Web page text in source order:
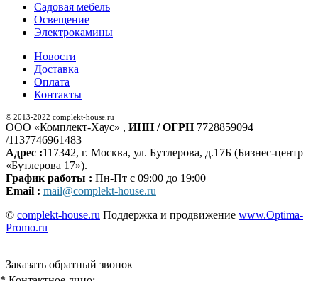
Садовая мебель
Освещение
Электрокамины
Новости
Доставка
Оплата
Контакты
© 2013-2022 complekt-house.ru
ООО «Комплект-Хаус» , ИНН / ОГРН7728859094
/1137746961483
Адрес :117342, г. Москва, ул. Бутлерова, д.17Б (Бизнес-центр
«Бутлерова 17»).
График работы : Пн-Пт с 09:00 до 19:00
Email : mail@complekt-house.ru
© complekt-house.ru Поддержка и продвижение www.Optima-
Promo.ru
Заказать обратный звонок